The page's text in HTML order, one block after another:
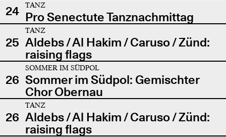
24
TANZ
Pro Senectute Tanznachmittag
25
TANZ
Aldebs / Al Hakim / Caruso / Zünd:
raising flags
26
SOMMER IM SÜDPOL
Sommer im Südpol: Gemischter
Chor Obernau
26
TANZ
Aldebs / Al Hakim / Caruso / Zünd:
raising flags